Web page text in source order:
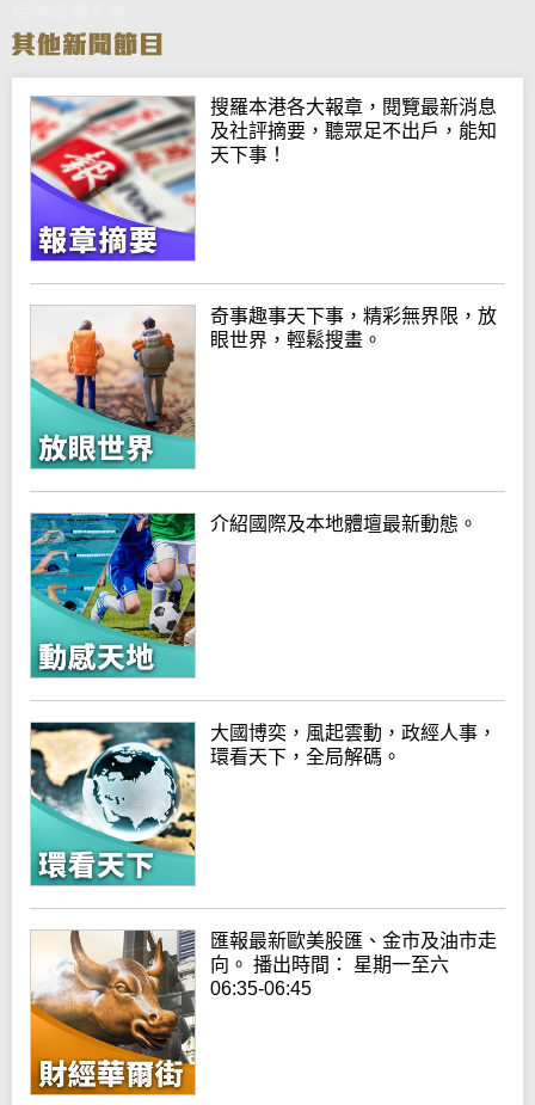
搜羅本港各大報章，閱覽最新消息
及社評摘要，聽眾足不出戶，能知
天下事！
奇事趣事天下事，精彩無界限，放
眼世界，輕鬆搜畫。
介紹國際及本地體壇最新動態。
大國博奕，風起雲動，政經人事，
環看天下，全局解碼。
匯報最新歐美股匯、金市及油市走
向。 播出時間： 星期一至六
06:35-06:45